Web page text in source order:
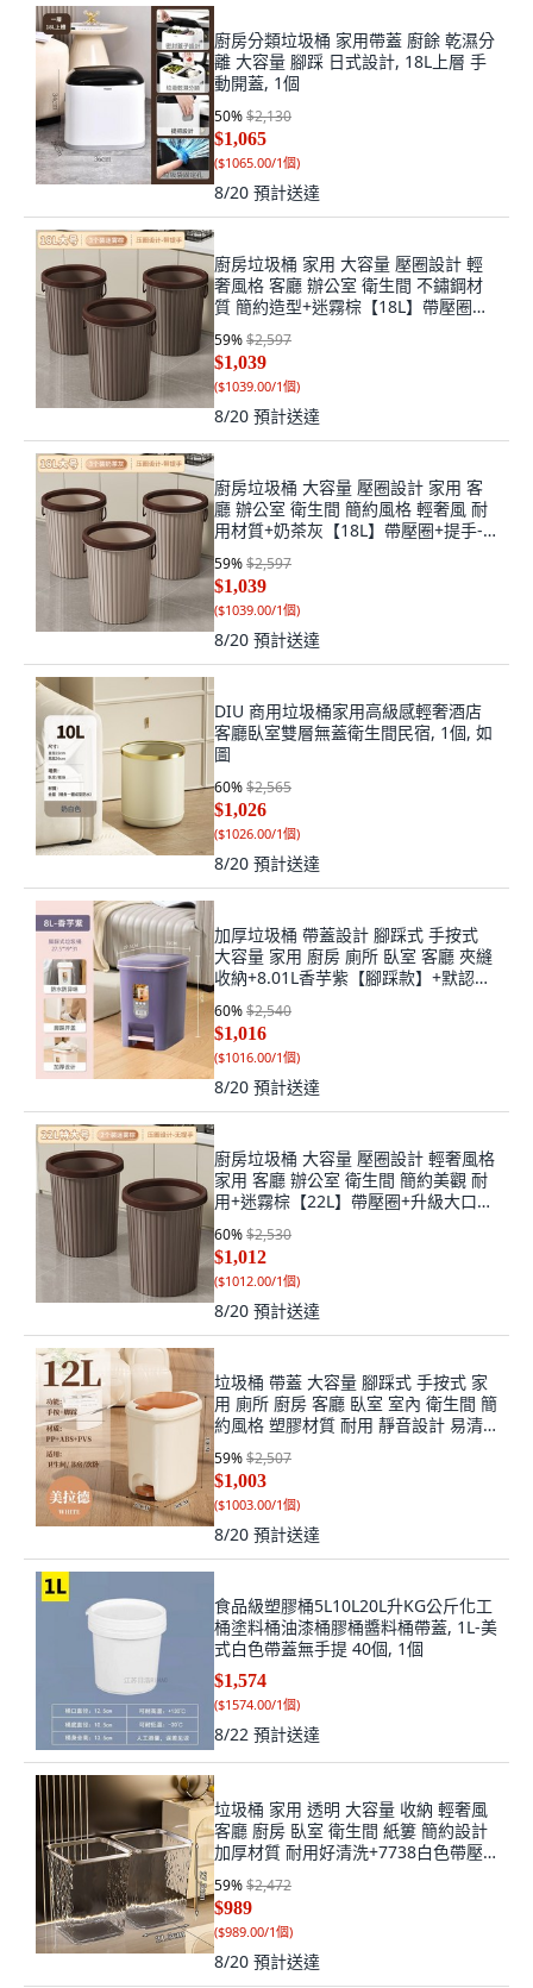
廚房分類垃圾桶 家用帶蓋 廚餘 乾濕分
離 大容量 腳踩 日式設計, 18L上層 手
動開蓋, 1個
50%$2,130
$1,065
($1065.00/1個)
8/20 預計送達
廚房垃圾桶 家用 大容量 壓圈設計 輕
奢風格 客廳 辦公室 衛生間 不鏽鋼材
質 簡約造型+迷霧棕【18L】帶壓圈
+提手-3只裝+默認尺寸, 1個, 默認尺寸
59%$2,597
$1,039
($1039.00/1個)
8/20 預計送達
廚房垃圾桶 大容量 壓圈設計 家用 客
廳 辦公室 衛生間 簡約風格 輕奢風 耐
用材質+奶茶灰【18L】帶壓圈+提手-3
只裝+默認尺寸, 1個, 默認尺寸
59%$2,597
$1,039
($1039.00/1個)
8/20 預計送達
DIU 商用垃圾桶家用高級感輕奢酒店
客廳臥室雙層無蓋衛生間民宿, 1個, 如
圖
60%$2,565
$1,026
($1026.00/1個)
8/20 預計送達
加厚垃圾桶 帶蓋設計 腳踩式 手按式
大容量 家用 廚房 廁所 臥室 客廳 夾縫
收納+8.01L香芋紫【腳踩款】+默認尺
寸, 1個, 默認尺寸
60%$2,540
$1,016
($1016.00/1個)
8/20 預計送達
廚房垃圾桶 大容量 壓圈設計 輕奢風格
家用 客廳 辦公室 衛生間 簡約美觀 耐
用+迷霧棕【22L】帶壓圈+升級大口
徑-2只裝-無提手+默認尺寸, 1個, 默認
尺寸
60%$2,530
$1,012
($1012.00/1個)
8/20 預計送達
垃圾桶 帶蓋 大容量 腳踩式 手按式 家
用 廁所 廚房 客廳 臥室 室內 衛生間 簡
約風格 塑膠材質 耐用 靜音設計 易清
洗+12.0L美拉德(腳踩+手按)衛生間+默
認尺寸, 1個, 默認尺寸
59%$2,507
$1,003
($1003.00/1個)
8/20 預計送達
食品級塑膠桶5L10L20L升KG公斤化工
桶塗料桶油漆桶膠桶醬料桶帶蓋, 1L-美
式白色帶蓋無手提 40個, 1個
$1,574
($1574.00/1個)
8/22 預計送達
垃圾桶 家用 透明 大容量 收納 輕奢風
客廳 廚房 臥室 衛生間 紙簍 簡約設計
加厚材質 耐用好清洗+7738白色帶壓
圈兩個裝+默認尺寸, 1個, 默認尺寸
59%$2,472
$989
($989.00/1個)
8/20 預計送達